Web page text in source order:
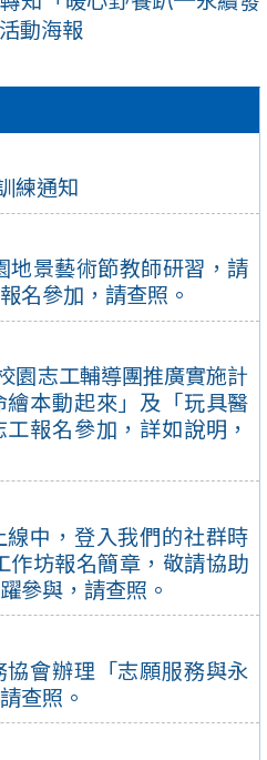
練通知
地景藝術節教師研習，請
名參加，請查照。
園志工輔導團推廣實施計
本動起來」及「玩具醫
報名參加，詳如說明，
中，登入我們的社群時
坊報名簡章，敬請協助
參與，請查照。
會辦理「志願服務與永
查照。
動海報